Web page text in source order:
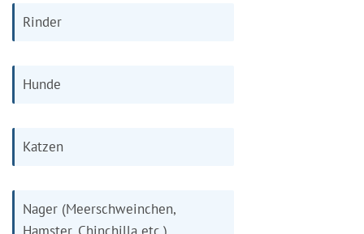
Rinder
Hunde
Katzen
Nager (Meerschweinchen,